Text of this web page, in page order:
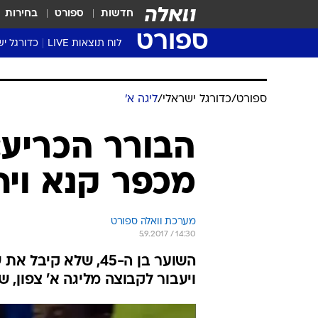
חדשות ספורט בחירות
ספורט לוח תוצאות LIVE כדורגל
שגרירים
נבחרות
ליגה
ספורט/כדורגל ישראלי/ליגה א'
הבורר
מכפר קנא
מערכת וואלה ספורט
5.9.2017 / 14:30
השוער בן ה-45,
ויעבור לקבוצה מליגה א' צפון, שתהיה